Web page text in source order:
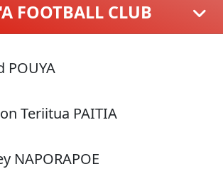
FOOTBALL CLUB
POUYA
Teriitua PAITIA
NAPORAPOE